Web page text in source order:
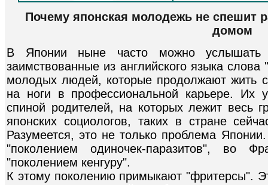
Почему японская молодежь не спешит
домом
В Японии ныне часто можно услышать
заимствованные из английского языка
молодых людей, которые продолжают жить
на ноги в профессиональной карьере. Их
спиной родителей, на которых лежит весь
японских социологов, таких в стране
Разумеется, это не только проблема
"поколением одиночек-паразитов", во
"поколением кенгуру".
К этому поколению примыкают "фритерсы".